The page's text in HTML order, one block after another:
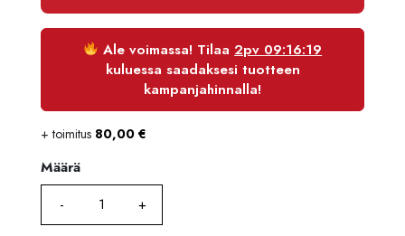
Ale voimassa! Tilaa2pv 09:16:19
kuluessa saadaksesi tuotteen
kampanjahinnalla!
+ toimitus 80,00 €
Määrä
Määrä